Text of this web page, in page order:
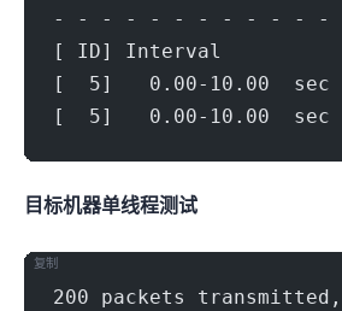
- - - - - - - - - - - -
[ ID] Interval
[  5]   0.00-10.00  sec
[  5]   0.00-10.00
目标机器 IPERF3单线程测试
200 packets
复制